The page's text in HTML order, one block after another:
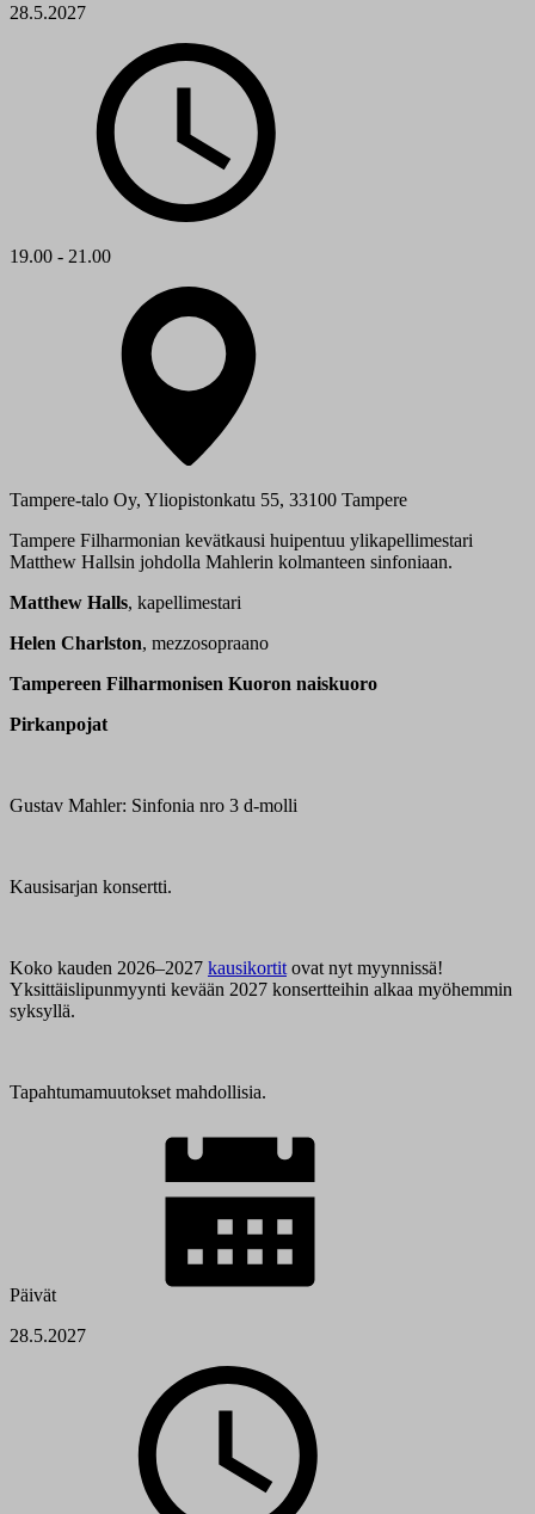
28.5.2027
19.00 - 21.00
Tampere-talo Oy, Yliopistonkatu 55, 33100 Tampere
Tampere Filharmonian kevätkausi huipentuu ylikapellimestari
Matthew Hallsin johdolla Mahlerin kolmanteen sinfoniaan.
Matthew Halls, kapellimestari
Helen Charlston, mezzosopraano
Tampereen Filharmonisen Kuoron naiskuoro
Pirkanpojat
Gustav Mahler: Sinfonia nro 3 d‑molli
Kausisarjan konsertti.
Koko kauden 2026–2027 kausikortitovat nyt myynnissä!
Yksittäislipunmyynti kevään 2027 konsertteihin alkaa myöhemmin
syksyllä.
Tapahtumamuutokset mahdollisia.
Päivät
28.5.2027